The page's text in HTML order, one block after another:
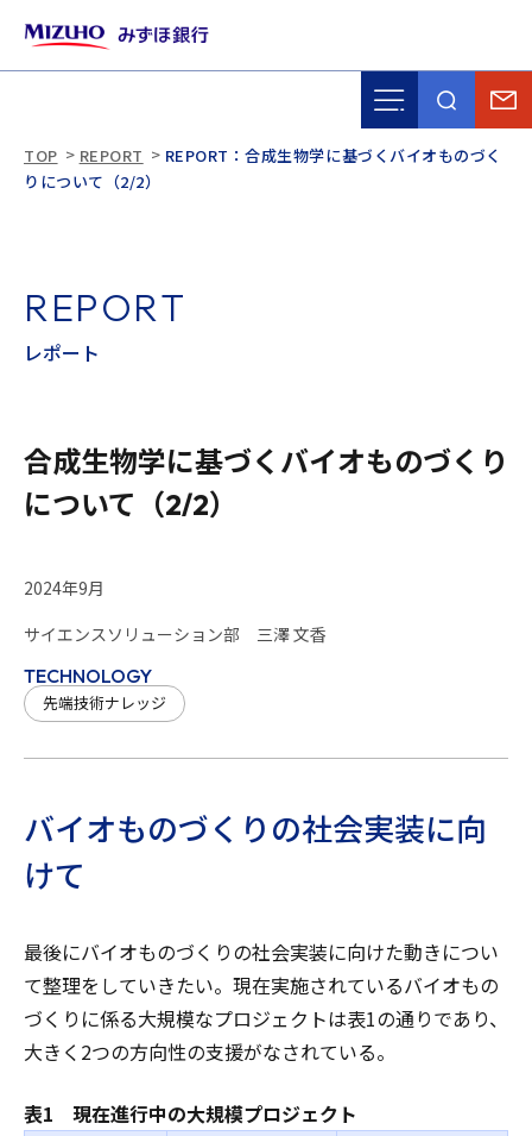
TOP REPORT
REPORT：合成生物学に基づくバイオものづく
りについて（2/2）
REPORT
レポー ト
合成生物学に基づくバイオものづくり
について（2/2）
2024年9月
サイエンスソリューション部 三澤 文香
TECHNOLOGY
先端技術ナレッジ
バイオものづくりの社会実装に向
けて
最後にバイオものづくりの社会実装に向けた動きについ
て整理をしていきたい。現在実施されているバイオもの
づくりに係る大規模なプロジェクトは表1の通りであり、
大きく2つの方向性の支援がなされている。
表1 現在進行中の大規模プロジェクト